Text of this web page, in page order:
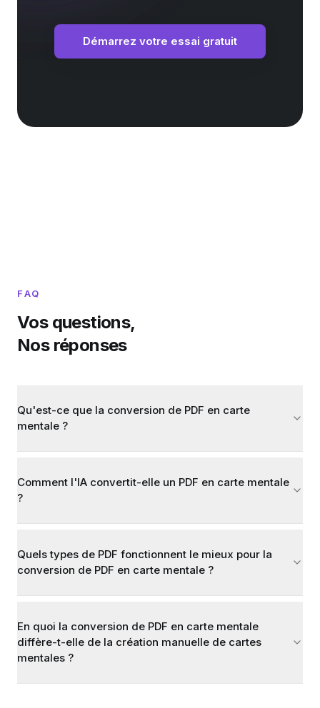
Démarrez votre essai gratuit
FAQ
Vos questions,
Nos réponses
Qu'est-ce que la conversion de PDF en carte
mentale ?
Comment l'IA convertit-elle un PDF en carte mentale
?
Quels types de PDF fonctionnent le mieux pour la
conversion de PDF en carte mentale ?
En quoi la conversion de PDF en carte mentale
diffère-t-elle de la création manuelle de cartes
mentales ?